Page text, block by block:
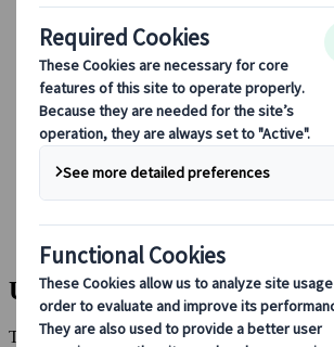
Saisonale Reisetipps
Highlights des Reiseziels
Kulturelle Einblicke
Kulinarische Erlebnisse
Entdecke Japan mit dem Zug
Häufig gestellte Fragen
Wichtige Informationen
Etikette in Japan
Autofahren in Japan
Bei uns buchen
Japan Rail Pass
Unterkunft
Online-Beratung
Utoro Onsen
This Destination is disabled to display.